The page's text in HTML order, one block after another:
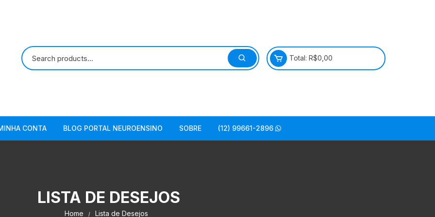
Total: R$0,00
CONTA BLOG PORTAL NEUROENSINO SOBRE (12) 99661-2896
LISTA DE DESEJOS
Home Lista de Desejos